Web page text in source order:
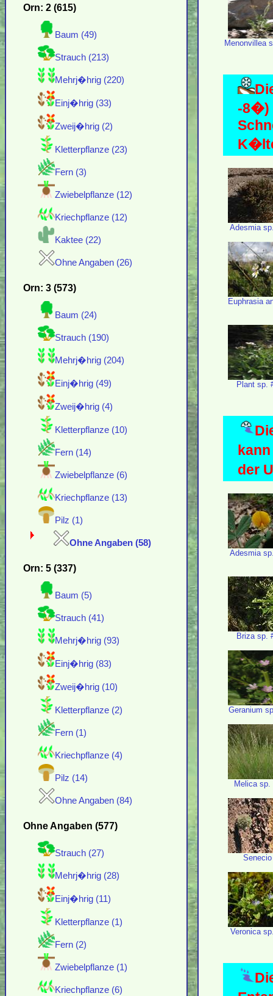
Orn: 2 (615)
Baum (49)
Strauch (213)
Mehrj�hrig (220)
Einj�hrig (33)
Zweij�hrig (2)
Kletterpflanze (23)
Fern (3)
Zwiebelpflanze (12)
Kriechpflanze (12)
Kaktee (22)
Ohne Angaben (26)
Orn: 3 (573)
Baum (24)
Strauch (190)
Mehrj�hrig (204)
Einj�hrig (49)
Zweij�hrig (4)
Kletterpflanze (10)
Fern (14)
Zwiebelpflanze (6)
Kriechpflanze (13)
Pilz (1)
Ohne Angaben (58)
Orn: 5 (337)
Baum (5)
Strauch (41)
Mehrj�hrig (93)
Einj�hrig (83)
Zweij�hrig (10)
Kletterpflanze (2)
Fern (1)
Kriechpflanze (4)
Pilz (14)
Ohne Angaben (84)
Ohne Angaben (577)
Strauch (27)
Mehrj�hrig (28)
Einj�hrig (11)
Kletterpflanze (1)
Fern (2)
Zwiebelpflanze (1)
Kriechpflanze (6)
Menonvillea
-8�)
Adesmia
Euphrasia
Plant sp.
der
Adesmia
Briza sp.
Geranium
Melica sp.
Veronica